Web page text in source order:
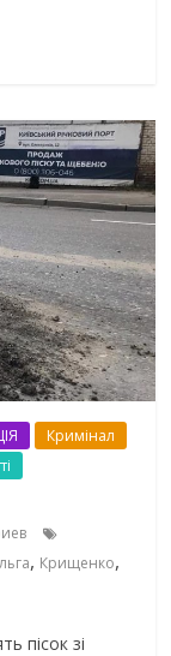
Кримінал
, Крищенко,
пісок зі